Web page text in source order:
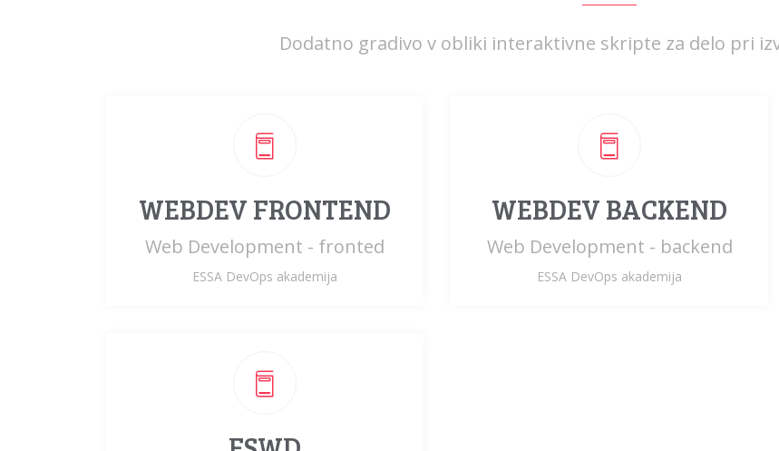
Dodatno gradivo v obliki interaktivne skripte za delo pri
WEBDEV FRONTEND
Web Development - fronted
ESSA DevOps akademija
WEBDEV BACKEND
Web Development - backend
ESSA DevOps akademija